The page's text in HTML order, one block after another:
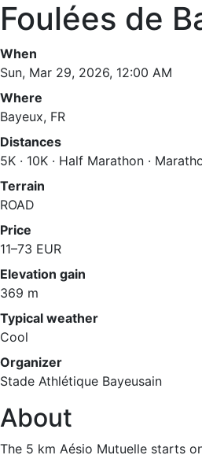
Foulées de
When
Sun, Mar 29, 2026, 12:00 AM
Where
Bayeux, FR
Distances
5K · 10K · Half Marathon ·
Terrain
ROAD
Price
11–73 EUR
Elevation gain
369 m
Typical weather
Cool
Organizer
Stade Athlétique Bayeusain
About
The 5 km Aésio Mutuelle starts